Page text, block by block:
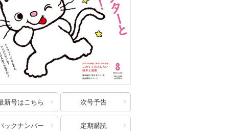
新号はこちら 次号予告
ックナンバー 定期購読